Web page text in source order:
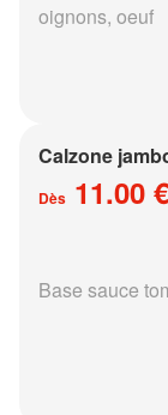
oignons, oeuf
Calzone
Dès 11.00 €
Base sauce